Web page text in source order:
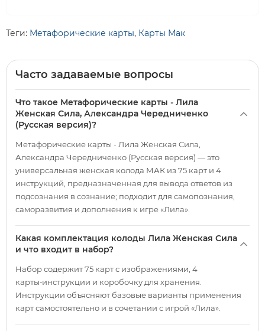
Теги: Метафорические карты, Карты Мак
Часто задаваемые вопросы
Что такое Метафорические карты - Лила
Женская Сила, Александра Чередниченко
(Русская версия)?
Метафорические карты - Лила Женская Сила,
Александра Чередниченко (Русская версия) — это
универсальная женская колода МАК из 75 карт и 4
инструкций, предназначенная для вывода ответов из
подсознания в сознание; подходит для самопознания,
саморазвития и дополнения к игре «Лила».
Какая комплектация колоды Лила Женская Сила
и что входит в набор?
Набор содержит 75 карт с изображениями, 4
карты‑инструкции и коробочку для хранения.
Инструкции объясняют базовые варианты применения
карт самостоятельно и в сочетании с игрой «Лила».